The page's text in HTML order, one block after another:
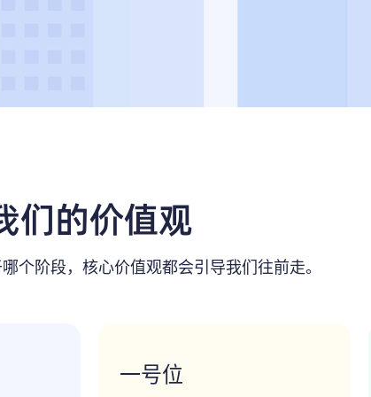
们的价值观
个阶段，核心价值观都会引导我们往前走。
一号位